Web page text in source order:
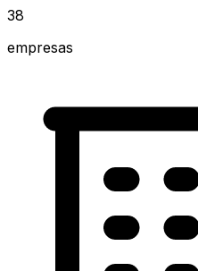
38
empresas